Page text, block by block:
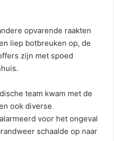
opvarende raakten
liep botbreuken op, de
zijn met spoed
team kwam met de
ook diverse
voor het ongeval
schaalde op naar